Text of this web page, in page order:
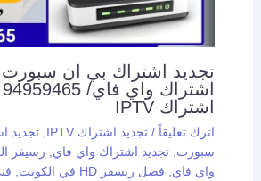
تجديد اشتراك بي ان سبورت
اشتراك IPTV
اترك تعليقاً / تجديد اشتراك IPTV
تجديد
سبورت تجديد اشتراك واي فاي رسيفر
واي فاي
فضل ريسفر HD في الكويت